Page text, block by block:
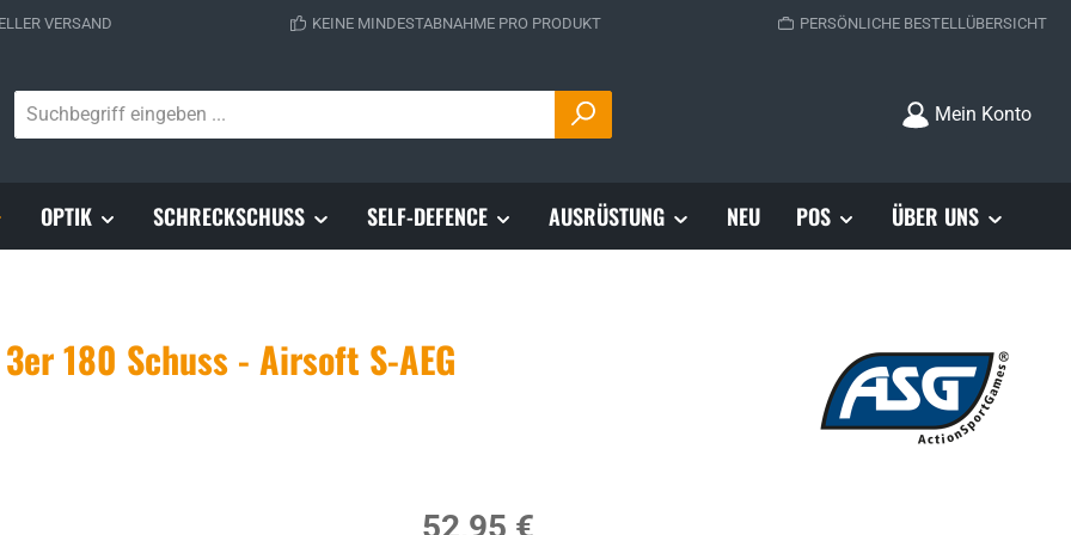
VERSAND KEINE MINDESTABNAHME PRO PRODUKT PERSÖNLICHE BESTELLÜBERSICHT
Mein Konto
OPTIK SCHRECKSCHUSS SELF-DEFENCE AUSRÜSTUNG NEU POS ÜBER UNS
180 Schuss - Airsoft S-AEG
Regulärer Preis: